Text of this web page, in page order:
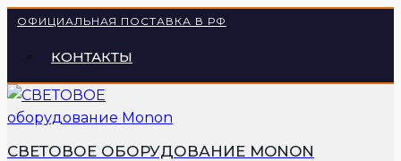
Перейти
содержимому
ОФИЦИАЛЬНАЯ ПОСТАВКА В РФ
КОНТАКТЫ
СВЕТОВОЕ ОБОРУДОВАНИЕ MONON